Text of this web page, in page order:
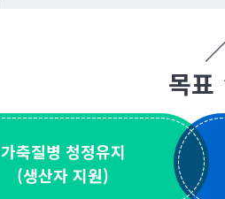
목표
가축질병 청정유지
(생산자 지원)